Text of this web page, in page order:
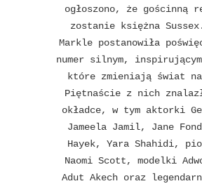
ogłoszono, że gościnną
zostanie księżna
Markle postanowiła
numer silnym,
które zmieniają świat
Piętnaście z nich
okładce, w tym aktorki
Jameela Jamil, Jane
Hayek, Yara Shahidi,
Naomi Scott, modelki
Adut Akech oraz